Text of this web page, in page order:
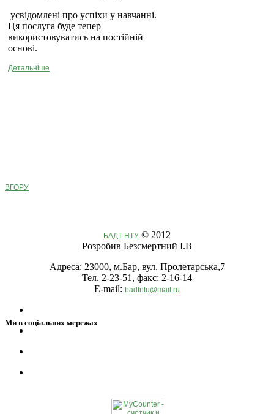
усвідомлені про успіхи у навчанні.
Ця послуга буде тепер
використовуватись на постійній
основі.
Детальніше
ВГОРУ
БАДТ НТУ © 2012
Розробив Безсмертний І.В
Адреса: 23000, м.Бар, вул. Пролетарська,7
Тел. 2-23-51, факс: 2-16-14
E-mail: badtntu@mail.ru
Ми в соціальних мережах